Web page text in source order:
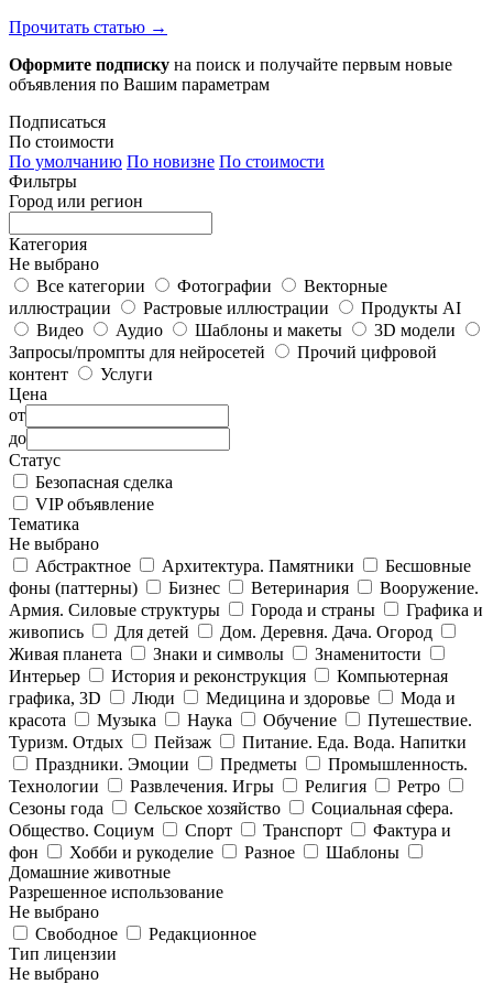
Прочитать статью →
Оформите подписку на поиск и получайте первым новые
объявления по Вашим параметрам
Подписаться
По стоимости
По умолчанию По новизне По стоимости
Фильтры
Город или регион
Категория
Не выбрано
Все категории
Фотографии
Векторные
иллюстрации
Растровые иллюстрации
Продукты AI
Видео
Аудио Шаблоны и макеты
3D модели
Запросы/промпты для нейросетей
Прочий цифровой
контент
Услуги
Цена
от
до
Статус
Безопасная сделка
VIP объявление
Тематика
Не выбрано
Абстрактное
Архитектура. Памятники
Бесшовные
фоны (паттерны)
Бизнес Ветеринария
Вооружение.
Армия. Силовые структуры
Города и страны
Графика и
живопись
Для детей
Дом. Деревня. Дача. Огород
Живая планета
Знаки и символы
Знаменитости
Интерьер
История и реконструкция
Компьютерная
графика, 3D
Люди Медицина и здоровье
Мода и
красота
Музыка Наука Обучение
Путешествие.
Туризм. Отдых
Пейзаж
Питание. Еда. Вода. Напитки
Праздники. Эмоции
Предметы
Промышленность.
Технологии
Развлечения. Игры Религия
Ретро
Сезоны года
Сельское хозяйство
Социальная сфера.
Общество. Социум
Спорт Транспорт
Фактура и
фон
Хобби и рукоделие Разное
Шаблоны
Домашние животные
Разрешенное использование
Не выбрано
Свободное
Редакционное
Тип лицензии
Не выбрано